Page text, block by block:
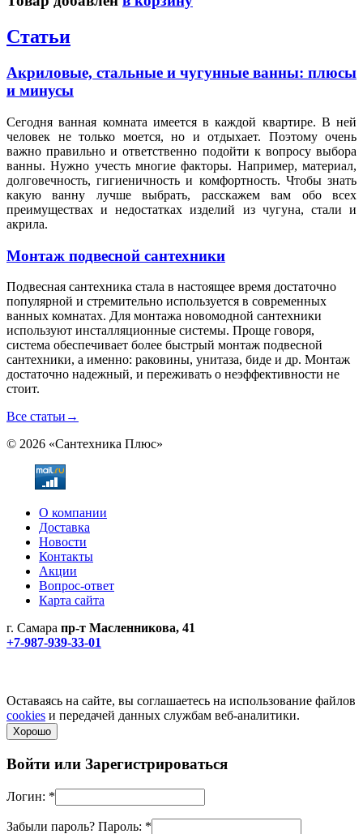
Статьи
Акриловые, стальные и чугунные ванны: плюсы
и минусы
Сегодня ванная комната имеется в каждой квартире. В ней
человек не только моется, но и отдыхает. Поэтому очень
важно правильно и ответственно подойти к вопросу выбора
ванны. Нужно учесть многие факторы. Например, материал,
долговечность, гигиеничность и комфортность. Чтобы знать
какую ванну лучше выбрать, расскажем вам обо всех
преимуществах и недостатках изделий из чугуна, стали и
акрила.
Монтаж подвесной сантехники
Подвесная сантехника стала в настоящее время достаточно
популярной и стремительно используется в современных
ванных комнатах. Для монтажа новомодной сантехники
используют инсталляционные системы. Проще говоря,
система обеспечивает более быстрый монтаж подвесной
сантехники, а именно: раковины, унитаза, биде и др. Монтаж
достаточно надежный, и переживать о неэффективности не
стоит.
Все статьи →
© 2026 «Сантехника Плюс»
О компании
Доставка
Новости
Контакты
Акции
Вопрос-ответ
Карта сайта
г. Самара пр-т Масленникова, 41
+7-987-939-33-01
Оставаясь на сайте, вы соглашаетесь на использование файлов
cookies и передачей данных службам веб-аналитики.
Хорошо
Войти или Зарегистрироваться
Логин: *
Забыли пароль? Пароль: *